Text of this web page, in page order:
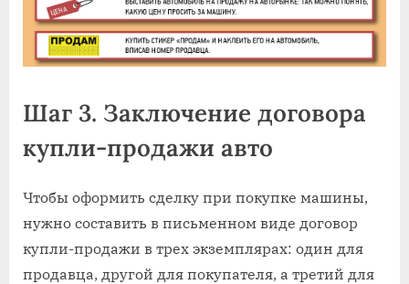
Шаг 3. Заключение договора
купли-продажи авто
Чтобы оформить сделку при покупке машины,
нужно составить в письменном виде договор
купли-продажи в трех экземплярах: один для
продавца, другой для покупателя, а третий для